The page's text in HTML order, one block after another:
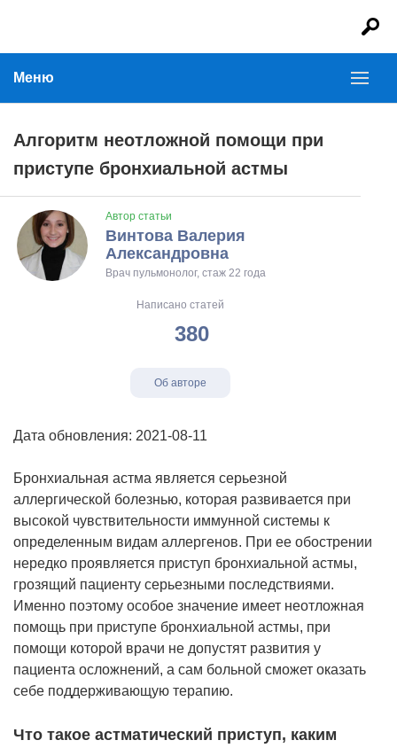
Меню
Алгоритм неотложной помощи при
приступе бронхиальной астмы
Автор статьи
Винтова Валерия
Александровна
Врач пульмонолог, стаж 22 года
Написано статей
380
Об авторе
Дата обновления: 2021-08-11
Бронхиальная астма является серьезной
аллергической болезнью, которая развивается при
высокой чувствительности иммунной системы к
определенным видам аллергенов. При ее обострении
нередко проявляется приступ бронхиальной астмы,
грозящий пациенту серьезными последствиями.
Именно поэтому особое значение имеет неотложная
помощь при приступе бронхиальной астмы, при
помощи которой врачи не допустят развития у
пациента осложнений, а сам больной сможет оказать
себе поддерживающую терапию.
Что такое астматический приступ, каким